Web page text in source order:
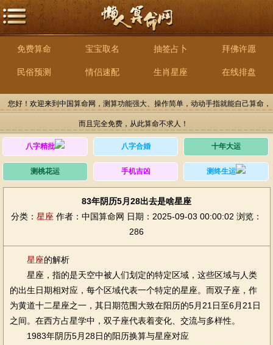
免费算命 宝宝取名 抽签占卜 拜佛许愿
民俗预测 情侣速配 生肖星座 在线排盘
您好！欢迎来到中国算命网，测算功能强大、操作简单，动动手指就能自己算命，
而且完全免费，从此算命不求人！
八字精批 八字合婚 十年大运
测桃花运 手机吉凶 测终生运
83年阴历5月28出去是啥星座
分类： 星座 作者：中国算命网 日期：2025-09-03 00:00:02 浏览：
286
星座的解析
星座，指的是天空中被人们划定的特定区域，这些区域与人类
的出生日期相对应，每个区域代表一个特定的星座。而双子座，作
为黄道十二星座之一，其日期范围大致在阳历的5月21日至6月21日
之间。在西方占星学中，双子座代表着变化、交流与多样性。
1983年阴历5月28日的阳历换算与星座对应